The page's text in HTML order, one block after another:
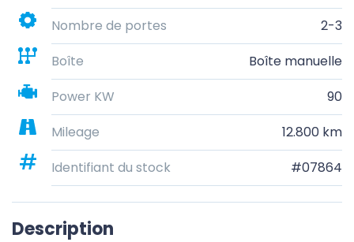
Nombre de portes
2-3
Boîte
Boîte manuelle
Power KW
90
Mileage
12.800 km
Identifiant du stock
#07864
Description